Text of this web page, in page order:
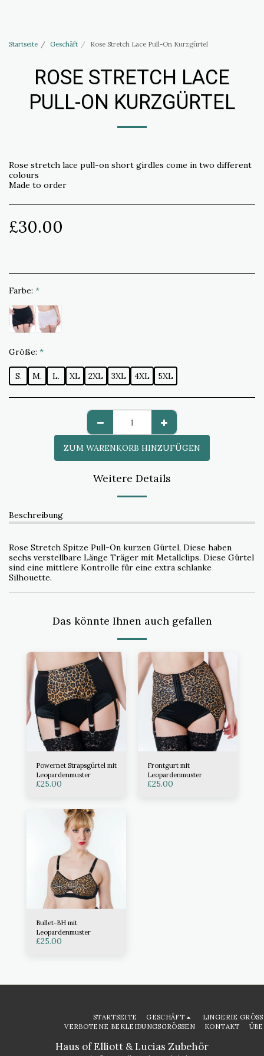
Startseite Geschäft Rose Stretch Lace Pull-On Kurzgürtel
ROSE STRETCH LACE
PULL-ON KURZGÜRTEL
Rose stretch lace pull-on short girdles come in two different
colours
Made to order
£30.00
Farbe: *
Größe: *
S. M. L. XL 2XL 3XL 4XL 5XL
ZUM WARENKORB HINZUFÜGEN
Weitere Details
Beschreibung
Rose Stretch Spitze Pull-On kurzen Gürtel, Diese haben
sechs verstellbare Länge Träger mit Metallclips. Diese Gürtel
sind eine mittlere Kontrolle für eine extra schlanke
Silhouette.
Das könnte Ihnen auch gefallen
Powernet Strapsgürtel mit
Leopardenmuster
£25.00
Frontgurt mit
Leopardenmuster
£25.00
Bullet-BH mit
Leopardenmuster
£25.00
Haus of Elliott & Lucias Zubehör
STARTSEITE GESCHÄFT
LINGERIE
VERBOTENE BEKLEIDUNGSGRÖSSEN
KONTAKT